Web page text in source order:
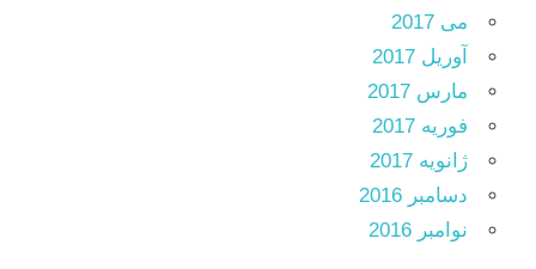
می 2017
آوریل 2017
مارس 2017
فوریه 2017
ژانویه 2017
دسامبر 2016
نوامبر 2016